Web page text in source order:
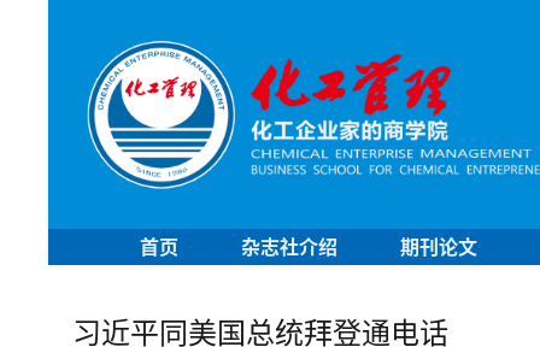
首页 杂志社介绍 期刊论文
习近平同美国总统拜登通电话